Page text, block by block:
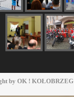
by OK ! KOŁOBRZEG